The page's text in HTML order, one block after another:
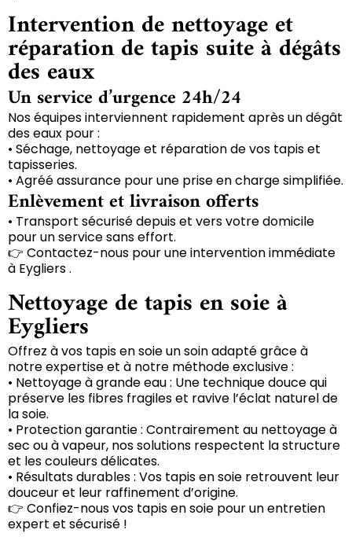
Intervention de nettoyage et
réparation de tapis suite à dégâts
des eaux
Un service d’urgence 24h/24
Nos équipes interviennent rapidement après un dégât
des eaux pour :
• Séchage, nettoyage et réparation de vos tapis et
tapisseries.
• Agréé assurance pour une prise en charge simplifiée.
Enlèvement et livraison offerts
• Transport sécurisé depuis et vers votre domicile
pour un service sans effort.
👉 Contactez-nous pour une intervention immédiate
à Eygliers .
Nettoyage de tapis en soie à
Eygliers
Offrez à vos tapis en soie un soin adapté grâce à
notre expertise et à notre méthode exclusive :
• Nettoyage à grande eau : Une technique douce qui
préserve les fibres fragiles et ravive l’éclat naturel de
la soie.
• Protection garantie : Contrairement au nettoyage à
sec ou à vapeur, nos solutions respectent la structure
et les couleurs délicates.
• Résultats durables : Vos tapis en soie retrouvent leur
douceur et leur raffinement d’origine.
👉 Confiez-nous vos tapis en soie pour un entretien
expert et sécurisé !